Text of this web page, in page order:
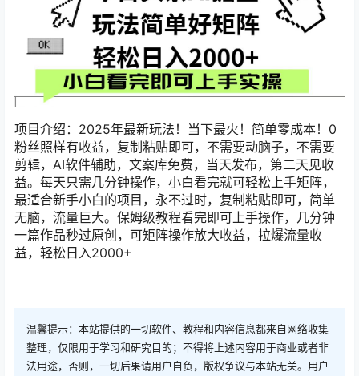
项目介绍：2025年最新玩法！当下最火！简单零成本！0
粉丝照样有收益，复制粘贴即可，不需要动脑子，不需要
剪辑，AI软件辅助，文案库免费，当天发布，第二天见收
益。每天只需几分钟操作，小白看完就可轻松上手矩阵，
最适合新手小白的项目，永不过时，复制粘贴即可，简单
无脑，流量巨大。保姆级教程看完即可上手操作，几分钟
一篇作品秒过原创，可矩阵操作放大收益，拉爆流量收
益，轻松日入2000+
温馨提示：本站提供的一切软件、教程和内容信息都来自网络收集
整理，仅限用于学习和研究目的；不得将上述内容用于商业或者非
法用途，否则，一切后果请用户自负，版权争议与本站无关。用户